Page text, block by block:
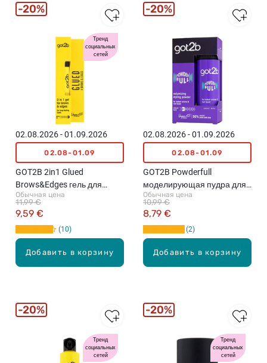
Тренд
социальных
сетей
Добавить в корзину
02.08.2026 - 01.09.2026
02.08-01.09
GOT2B 2in1 Glued
Brows&Edges гель для
бровей и молодых волос,
16мл
Обычная цена
9,59 €
11,99 €
10
20%
Добавить в корзину
02.08.2026 - 01.09.2026
02.08-01.09
GOT2B Powderfull
моделирующая пудра для
волос, 10г
Обычная цена
8,79 €
10,99 €
2
20%
Тренд
социальных
сетей
20%
Тренд
социальных
сетей
20%